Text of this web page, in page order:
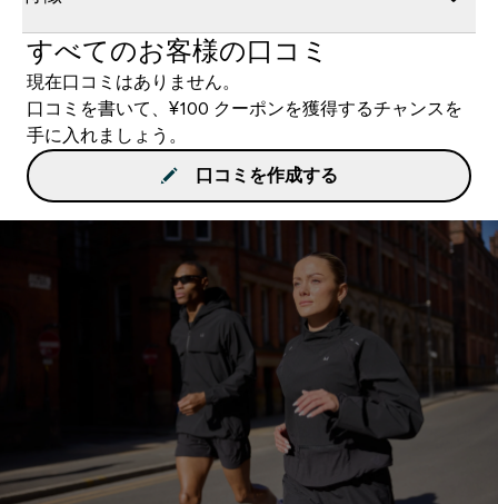
すべてのお客様の口コミ
現在口コミはありません。
口コミを書いて、¥100 クーポンを獲得するチャンスを
手に入れましょう。
口コミを作成する